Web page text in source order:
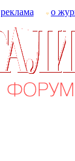
реклама о